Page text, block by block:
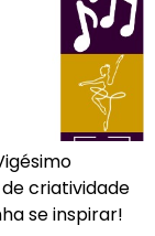
criatividade
se inspirar!